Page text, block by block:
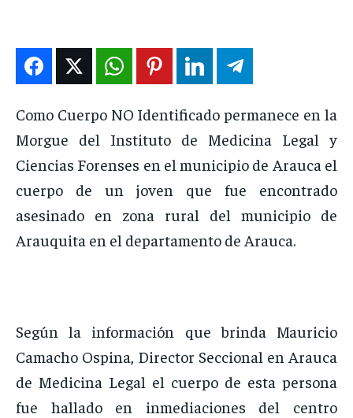
EN VIVO
NOSOTROS
INSTITUCIONAL
EN VIVO
NOSOTROS
INSTITUCIONAL
EN VIVO
NOSOTROS
INSTITUCIONAL
EN VIVO
NOSOTROS
INSTITUCIONAL
Como Cuerpo NO Identificado permanece en la
Morgue del Instituto de Medicina Legal y
Ciencias Forenses en el municipio de Arauca el
cuerpo de un joven que fue encontrado
asesinado en zona rural del municipio de
Arauquita en el departamento de Arauca.
Según la información que brinda Mauricio
Camacho Ospina, Director Seccional en Arauca
de Medicina Legal el cuerpo de esta persona
fue hallado en inmediaciones del centro